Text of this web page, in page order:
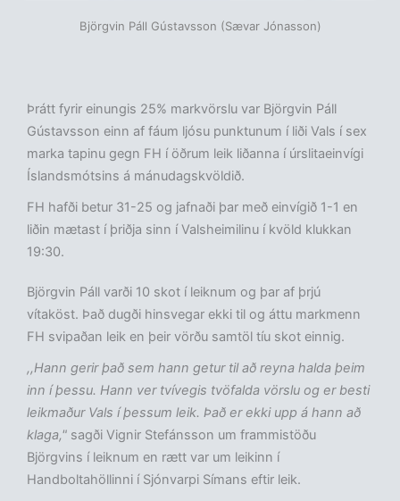
Björgvin Páll Gústavsson (Sævar Jónasson)
Þrátt fyrir einungis 25% markvörslu var Björgvin Páll
Gústavsson einn af fáum ljósu punktunum í liði Vals í sex
marka tapinu gegn FH í öðrum leik liðanna í úrslitaeinvígi
Íslandsmótsins á mánudagskvöldið.
FH hafði betur 31-25 og jafnaði þar með einvígið 1-1 en
liðin mætast í þriðja sinn í Valsheimilinu í kvöld klukkan
19:30.
Björgvin Páll varði 10 skot í leiknum og þar af þrjú
vítaköst. Það dugði hinsvegar ekki til og áttu markmenn
FH svipaðan leik en þeir vörðu samtöl tíu skot einnig.
,,Hann gerir það sem hann getur til að reyna halda þeim
inn í þessu. Hann ver tvívegis tvöfalda vörslu og er besti
leikmaður Vals í þessum leik. Það er ekki upp á hann að
klaga," sagði Vignir Stefánsson um frammistöðu
Björgvins í leiknum en rætt var um leikinn í
Handboltahöllinni í Sjónvarpi Símans eftir leik.